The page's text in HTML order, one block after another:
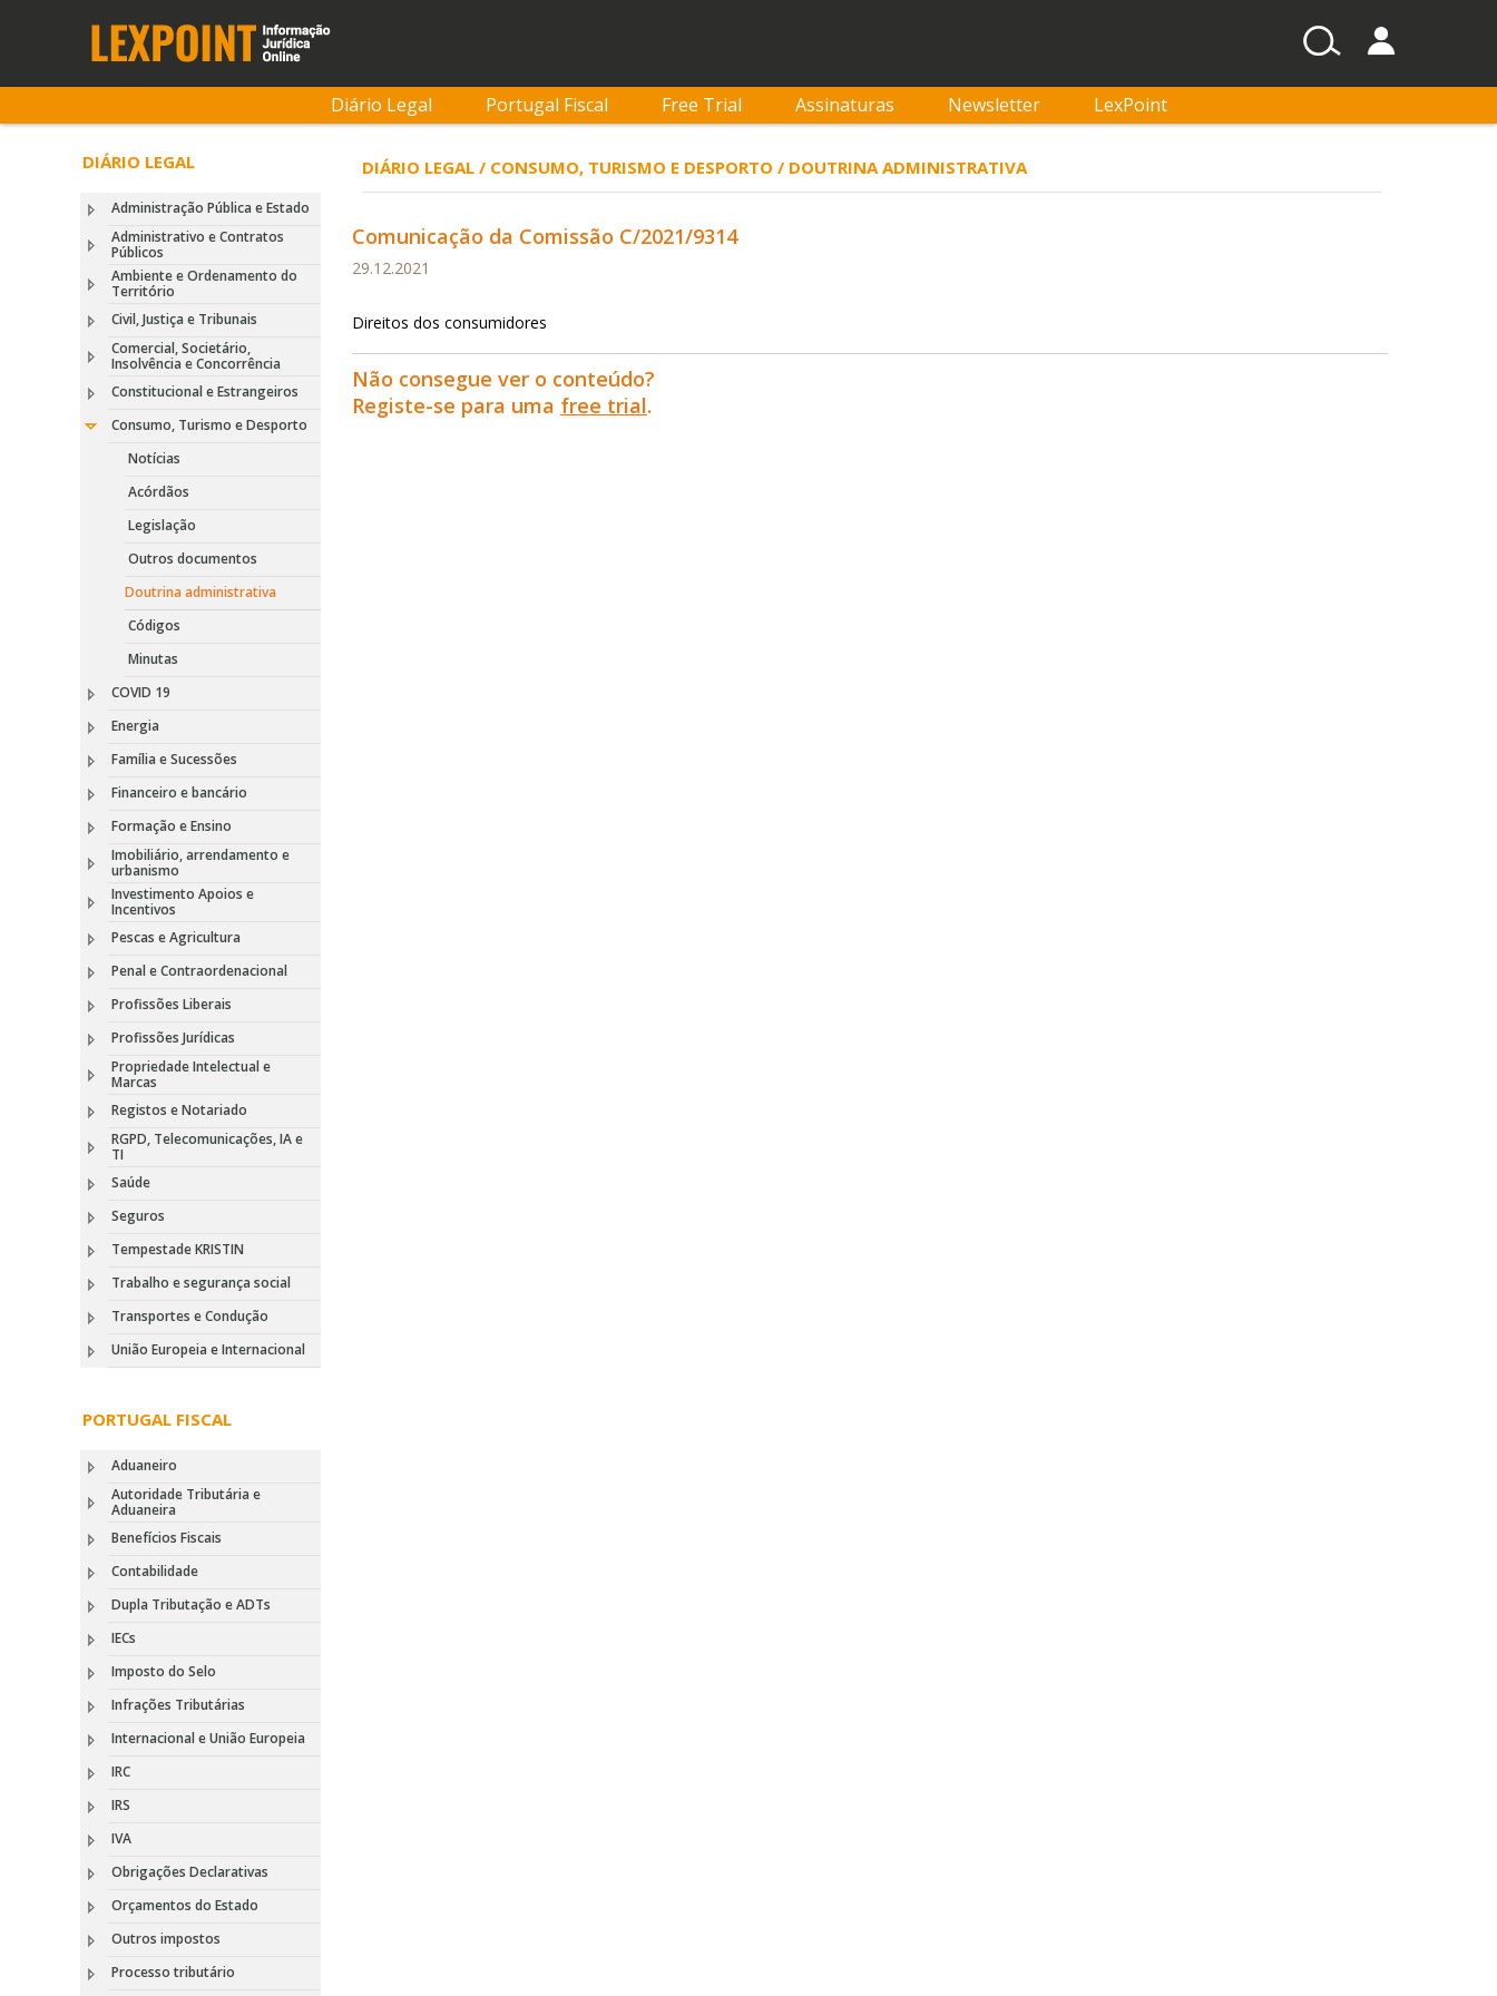
Diário Legal Portugal Fiscal Free Trial Assinaturas Newsletter LexPoint
DIÁRIO LEGAL
Administração Pública e Estado
Administrativo e Contratos
Públicos
Ambiente e Ordenamento do
Território
Civil, Justiça e Tribunais
Comercial, Societário,
Insolvência e Concorrência
Constitucional e Estrangeiros
Consumo, Turismo e Desporto
Notícias
Acórdãos
Legislação
Outros documentos
Doutrina administrativa
Códigos
Minutas
COVID 19
Energia
Família e Sucessões
Financeiro e bancário
Formação e Ensino
Imobiliário, arrendamento e
urbanismo
Investimento Apoios e
Incentivos
Pescas e Agricultura
Penal e Contraordenacional
Profissões Liberais
Profissões Jurídicas
Propriedade Intelectual e
Marcas
Registos e Notariado
RGPD, Telecomunicações, IA e
TI
Saúde
Seguros
Tempestade KRISTIN
Trabalho e segurança social
Transportes e Condução
União Europeia e Internacional
PORTUGAL FISCAL
Aduaneiro
Autoridade Tributária e
Aduaneira
Benefícios Fiscais
Contabilidade
Dupla Tributação e ADTs
IECs
Imposto do Selo
Infrações Tributárias
Internacional e União Europeia
IRC
IRS
IVA
Obrigações Declarativas
Orçamentos do Estado
Outros impostos
Processo tributário
DIÁRIO LEGAL / CONSUMO, TURISMO E DESPORTO / DOUTRINA ADMINISTRATIVA
Comunicação da Comissão C/2021/9314
29.12.2021
Direitos dos consumidores
Não consegue ver o conteúdo?
Registe-se para uma free trial.